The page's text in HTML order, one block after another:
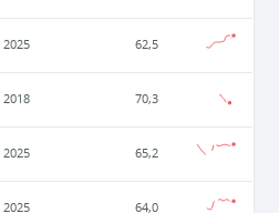
2025 62,5
2018 70,3
2025 65,2
2025 64,0